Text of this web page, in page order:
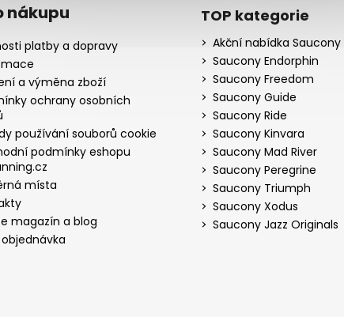
nákupu
platby a dopravy
a výměna zboží
ochrany osobních
používání souborů cookie
podmínky eshopu
místa
magazín a blog
TOP kategorie
Akční nabídka Saucony
Saucony Endorphin
Saucony Freedom
Saucony Guide
Saucony Ride
Saucony Kinvara
Saucony Mad River
Saucony Peregrine
Saucony Triumph
Saucony Xodus
Saucony Jazz Originals